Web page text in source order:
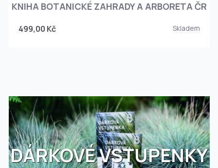
KNIHA BOTANICKÉ ZAHRADY A ARBORETA ČR
499,00 Kč Skladem
DÁRKOVÉ VSTUPENKY